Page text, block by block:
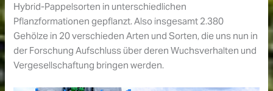
Hybrid-Pappelsorten in unterschiedlichen
Pflanzformationen gepflanzt. Also insgesamt 2.380
Gehölze in 20 verschieden Arten und Sorten, die uns nun in
der Forschung Aufschluss über deren Wuchsverhalten und
Vergesellschaftung bringen werden.